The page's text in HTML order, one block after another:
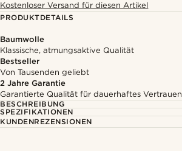
Kostenloser Versand für diesen Artikel
PRODUKTDETAILS
Baumwolle
Klassische, atmungsaktive Qualität
Bestseller
Von Tausenden geliebt
2 Jahre Garantie
Garantierte Qualität für dauerhaftes Vertrauen
BESCHREIBUNG
SPEZIFIKATIONEN
KUNDENREZENSIONEN